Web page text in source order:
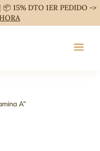
15% DTO 1ER PEDIDO ->
A”